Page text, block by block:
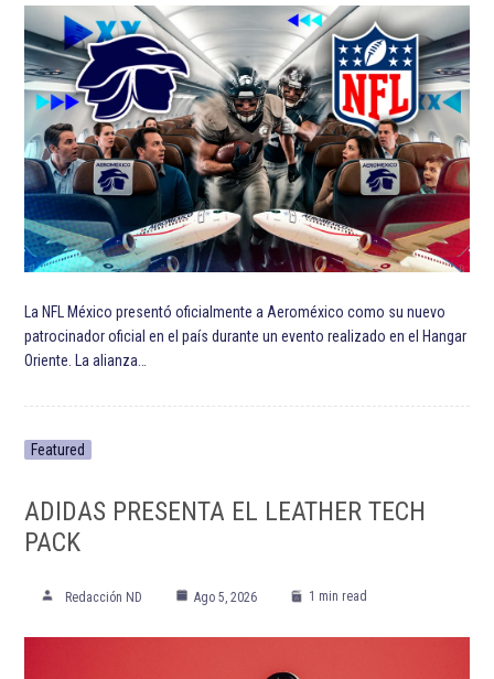
La NFL México presentó oficialmente a Aeroméxico como su nuevo
patrocinador oficial en el país durante un evento realizado en el Hangar
Oriente. La alianza…
Featured
ADIDAS PRESENTA EL LEATHER TECH
PACK
Redacción ND Ago 5, 2026 1 min read